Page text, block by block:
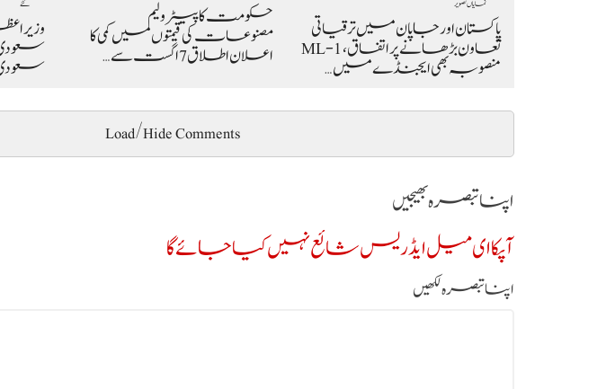
حکومت کا پیٹرولیم
مصنوعات کی قیمتوں میں کمی کا
اعلان اطلاق 7 اگست سے…
پاکستان اور جاپان میں ترقیاتی
تعاون بڑھانے پر اتفاق، ML-1
منصوبہ بھی ایجنڈے میں…
Load/Hide Comments
اپنا تبصرہ بھیجیں
آپکا ای میل ایڈریس شائع نہیں کیا جائے گا
اپنا تبصرہ لکھیں